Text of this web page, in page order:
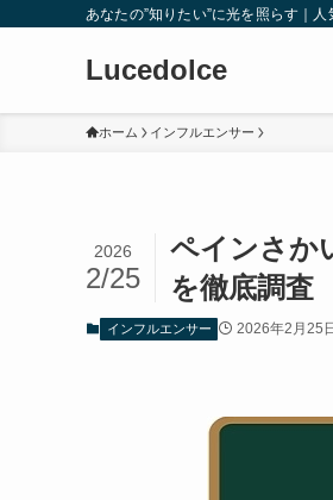
あなたの”知りたい”に光を照らす｜
Lucedolce
ホーム インフルエンサー
ペインさか
を徹底調査
2026
2/25
インフルエンサー 2026年2月25日